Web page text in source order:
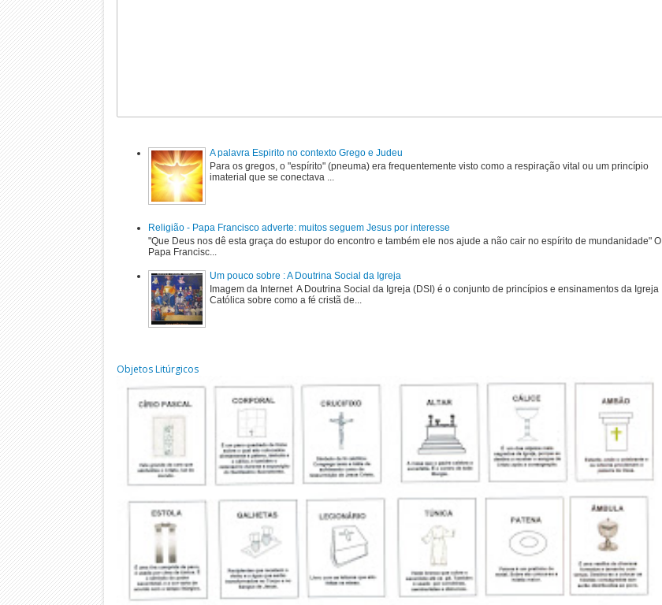
A palavra Espirito no contexto Grego e Judeu
Para os gregos, o "espírito" (pneuma) era frequentemente visto como a respiração vital ou um princípio
imaterial que se conectava ...
Religião - Papa Francisco adverte: muitos seguem Jesus por interesse
"Que Deus nos dê esta graça do estupor do encontro e também ele nos ajude a não cair no espírito de mundanidade" O
Papa Francisc...
Um pouco sobre : A Doutrina Social da Igreja
Imagem da Internet A Doutrina Social da Igreja (DSI) é o conjunto de princípios e ensinamentos da Igreja
Católica sobre como a fé cristã de...
Objetos Litúrgicos